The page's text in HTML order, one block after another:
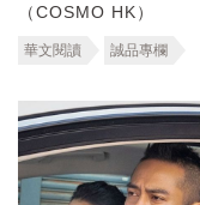
（COSMO HK）
華文閱讀 誠品專欄